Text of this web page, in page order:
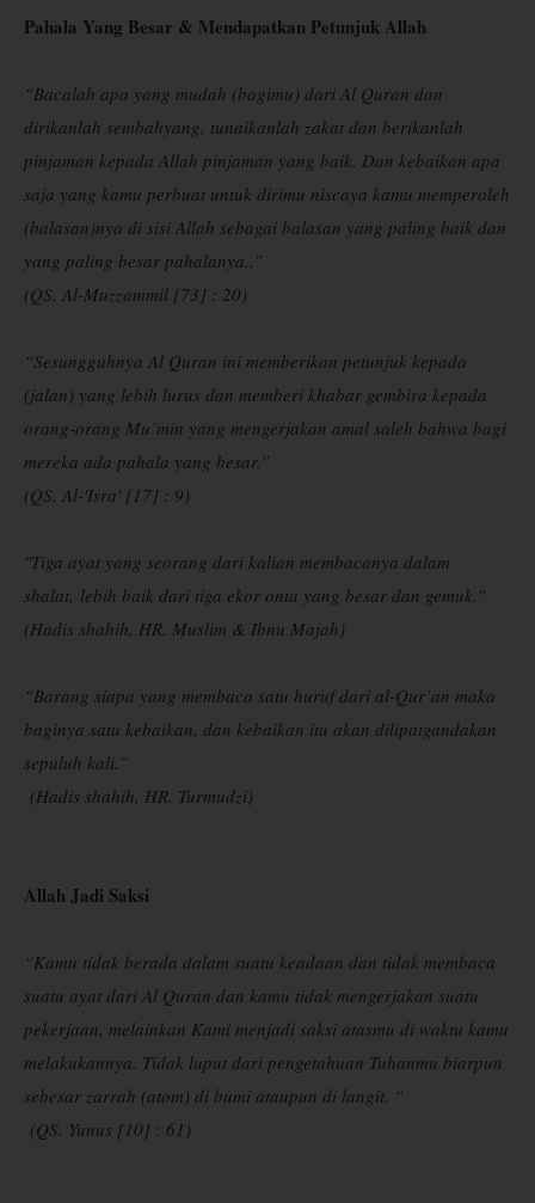
Pahala Yang Besar & Mendapatkan Petunjuk Allah
“Bacalah apa yang mudah (bagimu) dari Al Quran dan
dirikanlah sembahyang, tunaikanlah zakat dan berikanlah
pinjaman kepada Allah pinjaman yang baik. Dan kebaikan apa
saja yang kamu perbuat untuk dirimu niscaya kamu memperoleh
(balasan)nya di sisi Allah sebagai balasan yang paling baik dan
yang paling besar pahalanya..”
(QS. Al-Muzzammil [73] : 20)
“Sesungguhnya Al Quran ini memberikan petunjuk kepada
(jalan) yang lebih lurus dan memberi khabar gembira kepada
orang-orang Mu´min yang mengerjakan amal saleh bahwa bagi
mereka ada pahala yang besar.”
(QS. Al-'Isra' [17] : 9)
"Tiga ayat yang seorang dari kalian membacanya dalam
shalat, lebih baik dari tiga ekor onta yang besar dan gemuk. "
(Hadis shahih, HR. Muslim & Ibnu Majah)
“Barang siapa yang membaca satu huruf dari al-Qur’an maka
baginya satu kebaikan, dan kebaikan itu akan dilipatgandakan
sepuluh kali.”
(Hadis shahih, HR. Turmudzi)
Allah Jadi Saksi
“Kamu tidak berada dalam suatu keadaan dan tidak membaca
suatu ayat dari Al Quran dan kamu tidak mengerjakan suatu
pekerjaan, melainkan Kami menjadi saksi atasmu di waktu kamu
melakukannya. Tidak luput dari pengetahuan Tuhanmu biarpun
sebesar zarrah (atom) di bumi ataupun di langit. “
(QS. Yunus [10] : 61)